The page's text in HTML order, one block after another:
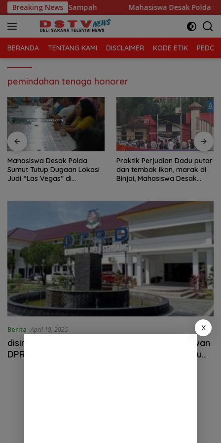
Langsung
ke
konten
Breaking News
Kelola Sampah Mahasiswa Desak Polda
BERANDA TENTANG KAMI DISCLAIMER KODE ETIK
pemindahan tenaga honorer
Mahasiswa Desak Polda
Sumut Tutup Dugaan Lokasi
Judi “Las Vegas” di
Praktik Perjudian Dadu putar
dan tembak ikan, marak di
Binjai, Mahasiswa Desak
Berita April 19, 2025
disinyalir Pemindahan Pegawai Non ASN Setwan
DPRD Deli Serdang ke Satpol PP diwarnai”Adu
X